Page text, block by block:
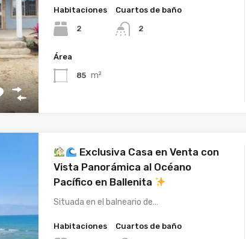
Habitaciones
2
Cuartos de baño
2
Área
85 m²
Exclusiva Casa en Venta con
Vista Panorámica al Océano
Pacífico en Ballenita
Situada en el balneario de…
Habitaciones Cuartos de baño